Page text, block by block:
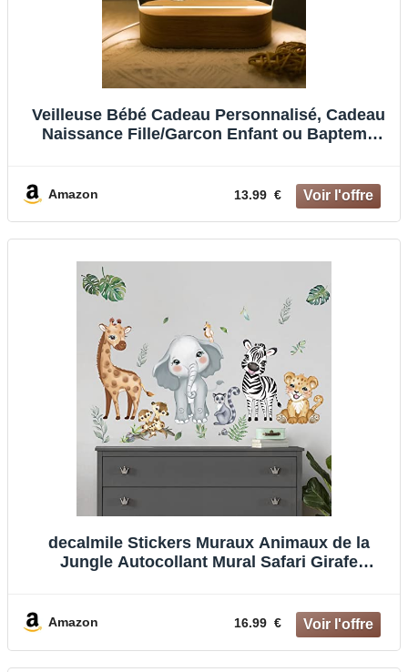
Veilleuse Bébé Cadeau Personnalisé, Cadeau
Naissance Fille/Garcon Enfant ou Bapteme
Amazon 13.99 €
decalmile Stickers Muraux Animaux de la
Jungle Autocollant Mural Safari Girafe
Amazon 16.99 €